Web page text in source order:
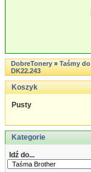
DobreTonery»Taśmy
DK22.243
Koszyk
Pusty
Kategorie
Idź do...